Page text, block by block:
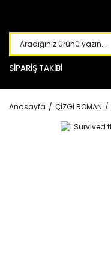
SİPARİŞ TAKİBİ
Anasayfa ÇİZGİ ROMAN